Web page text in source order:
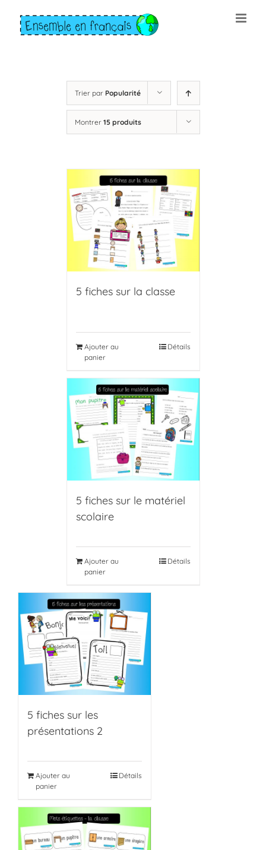
content
Trier par Popularité
Montrer 15 produits
5 fiches sur la classe
Ajouter au
panier
Détails
5 fiches sur le matériel
scolaire
Ajouter au
panier
Détails
5 fiches sur les
présentations 2
Ajouter au
panier
Détails